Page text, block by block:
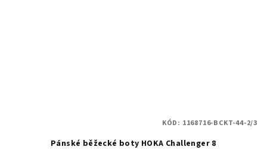
Pánské běžecké boty HOKA Challenger 8
KÓD: 1168716-BCKT-44-2/3